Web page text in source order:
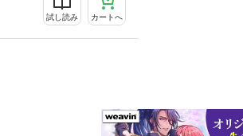
試し読み カートへ